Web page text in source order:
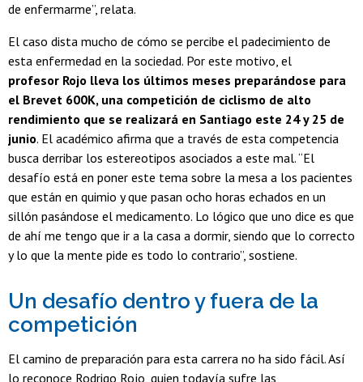
de enfermarme”, relata.
El caso dista mucho de cómo se percibe el padecimiento de
esta enfermedad en la sociedad. Por este motivo, el
profesor Rojo lleva los últimos meses preparándose para
el Brevet 600K, una competición de ciclismo de alto
rendimiento que se realizará en Santiago este 24 y 25 de
junio. El académico afirma que a través de esta competencia
busca derribar los estereotipos asociados a este mal. “El
desafío está en poner este tema sobre la mesa a los pacientes
que están en quimio y que pasan ocho horas echados en un
sillón pasándose el medicamento. Lo lógico que uno dice es que
de ahí me tengo que ir a la casa a dormir, siendo que lo correcto
y lo que la mente pide es todo lo contrario”, sostiene.
Un desafío dentro y fuera de la
competición
El camino de preparación para esta carrera no ha sido fácil. Así
lo reconoce Rodrigo Rojo, quien todavía sufre las